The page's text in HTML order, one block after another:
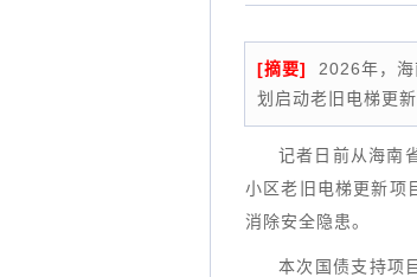
[摘要]
2026年，海
划启动老旧电梯更
记者日前从海南
小区老旧电梯更新项
消除安全隐患。
本次国债支持项